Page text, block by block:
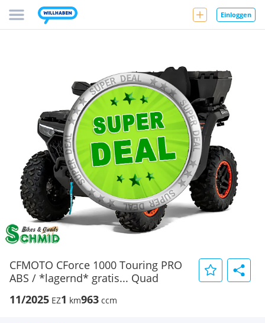
Einloggen
CFMOTO CForce 1000 Touring PRO
ABS / *lagernd* gratis... Quad
11/2025 EZ1 km963 ccm